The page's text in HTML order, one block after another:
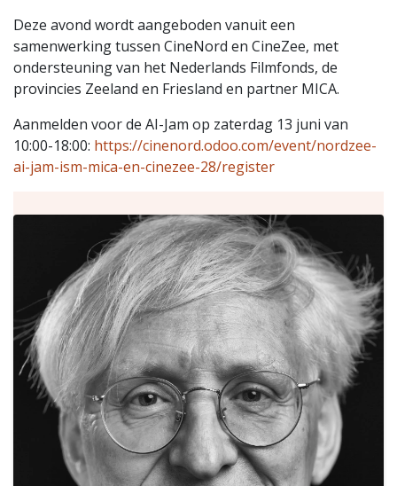
Deze avond wordt aangeboden vanuit een
samenwerking tussen CineNord en CineZee, met
ondersteuning van het Nederlands Filmfonds, de
provincies Zeeland en Friesland en partner MICA.
Aanmelden voor de AI-Jam op zaterdag 13 juni van
10:00-18:00: https://cinenord.odoo.com/event/nordzee-
ai-jam-ism-mica-en-cinezee-28/register